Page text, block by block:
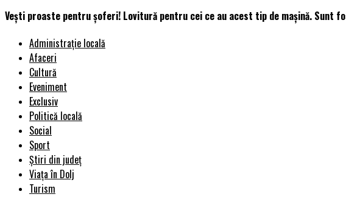
Vești proaste pentru șoferi! Lovitură pentru cei ce au acest tip de mașină. Sunt
Administrație locală
Afaceri
Cultură
Eveniment
Exclusiv
Politică locală
Social
Sport
Știri din județ
Viața în Dolj
Turism